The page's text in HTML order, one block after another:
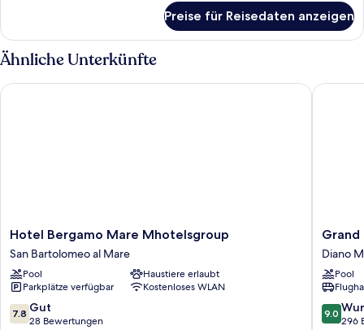
Doppelzimmer
zur
Einzelnutzung,
Preise für Reisedaten anzeigen
Ähnliche Unterkünfte
Hotel
Bergamo
Mare
Mhotelsgroup
San
Bartolomeo
al
Hotel Bergamo Mare Mhotelsgroup
San Bartolomeo al Mare
Pool
Haustiere erlaubt
Parkplätze verfügbar
Kostenloses WLAN
7.8
von
7.8 Gut
28 Bewertungen
Hotel Bergamo Mare Mhotelsgroup
Grand
Hotel
Diana
Majestic
Diano
Marina
Grand
Diano
Pool
9.0
von
9.0
296
Grand